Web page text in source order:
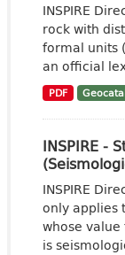
INSPIRE
rock with
formal units
an official
PDF
INSPIRE -
INSPIRE
only applies
whose
is